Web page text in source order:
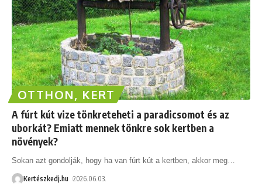
OTTHON, KERT
A fúrt kút vize tönkreteheti a paradicsomot és az
uborkát? Emiatt mennek tönkre sok kertben a
növények?
Sokan azt gondolják, hogy ha van fúrt kút a kertben, akkor meg
Kertészkedj.hu 2026.06.03.